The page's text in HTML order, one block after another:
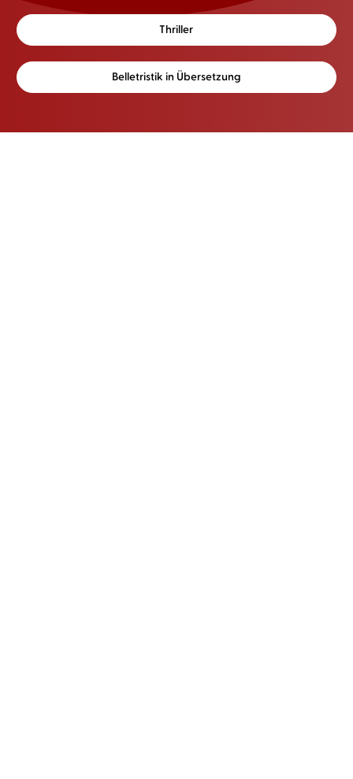
Thriller
Belletristik in Übersetzung